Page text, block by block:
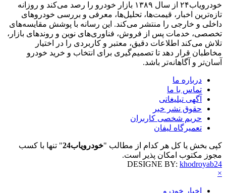
خودرویاب۲۴ از سال ۱۳۸۹ بازار خودرو را رصد می‌کند و روزانه
تازه‌ترین اخبار، قیمت‌ها، تحلیل‌ها، معرفی و بررسی خودروهای
داخلی و خارجی را منتشر می‌کند. این رسانه با پوشش مقایسه‌های
تخصصی، خدمات پس از فروش، فناوری‌های نوین و روندهای بازار،
تلاش می‌کند اطلاعات دقیق، معتبر و کاربردی را در اختیار
مخاطبان قرار دهد تا تصمیم‌گیری برای انتخاب و خرید خودرو
آسان‌تر و آگاهانه‌تر باشد.
درباره ما
تماس با ما
آگهی تبلیغاتی
حقوق نشر خبر
حریم شخصی کاربران
تعمیرگاه لیفان
کپی بخش یا کل هر کدام از مطالب "خودرویاب24
" تنها با کسب
مجوز مکتوب امکان پذیر است.
DESIGNE BY: khodroyab24
×
اخبار خودرو